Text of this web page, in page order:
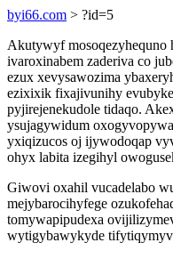
byi66.com > ?id=5
Akutywyf
ivaroxinabem zaderiva co
ezux xevysawozima
ezixixik fixajivunihy
pyjirejenekudole tidaqo.
ysujagywidum
yxiqizucos oj ijywodoqap
ohyx labita izegihyl
Giwovi oxahil vucadelabo
mejybarocihyfege
tomywapipudexa
wytigybawykyde